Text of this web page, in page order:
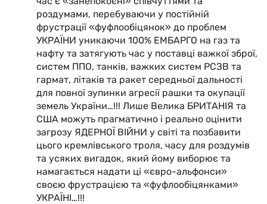
роздумами, перебуваючи у постійній
фрустрації «фуфлообіцянок» до проблем
УКРАЇНИ уникаючи 100% ЕМБАРГО на газ та
нафту та затягують час у поставці важкої зброї,
систем ППО, танків, важких систем РСЗВ та
гармат, літаків та ракет середньої дальності
для повної зупинки агресії рашки та окупації
земель України…!!! Лише Велика БРИТАНІЯ та
США можуть прагматично і реально оцінити
загрозу ЯДЕРНОЇ ВІЙНИ у світі та позбавити
цього кремлівського троля, часу для роздумів
та усяких вигадок, який йому виборює та
намагається надати ці «євро-альфонси»
своєю фрустрацією та «фуфлообіцянками»
УКРАЇНІ…!!!